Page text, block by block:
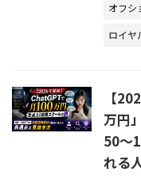
オフシ
ロイヤ
【
万円
50〜
れる